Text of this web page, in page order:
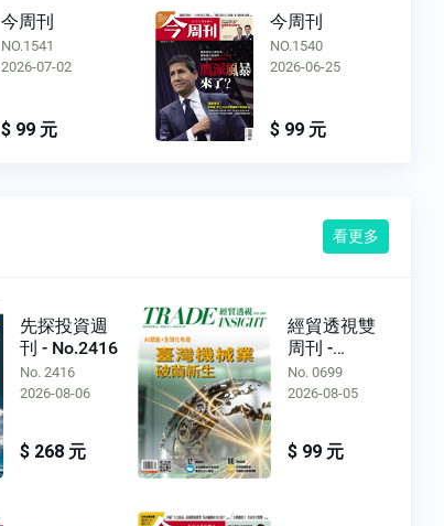
今周刊
NO.1541
2026-07-02
$ 99 元
今周刊
NO.1540
2026-06-25
$ 99 元
看更多
先探投資週
刊 - No.2416
No. 2416
2026-08-06
$ 268 元
經貿透視雙
周刊 -
No.0699
No. 0699
2026-08-05
$ 99 元